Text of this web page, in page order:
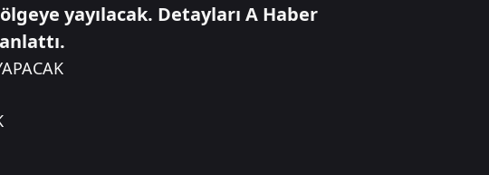
sağ ele
yayılacak. Detayları A Haber